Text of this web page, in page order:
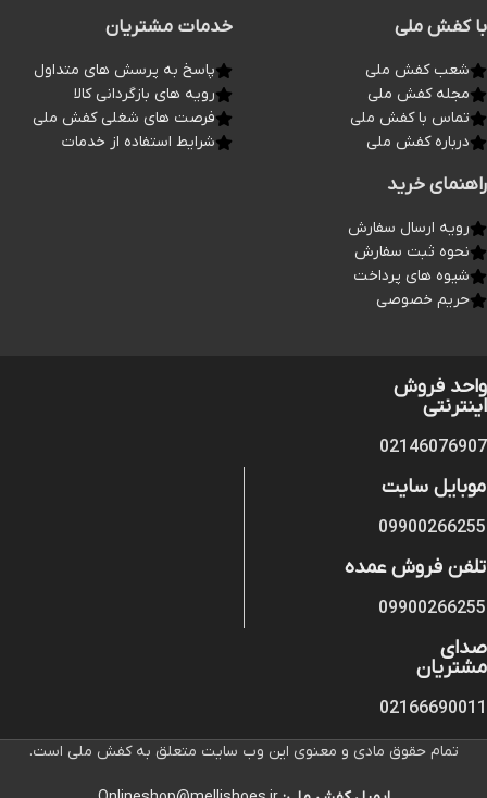
با کفش ملی
شعب کفش ملی
مجله کفش ملی
تماس با کفش ملی
درباره کفش ملی
خدمات مشتریان
پاسخ به پرسش های متداول
رویه های بازگردانی کالا
فرصت های شغلی کفش ملی
شرایط استفاده از خدمات
راهنمای خرید
رویه ارسال سفارش
نحوه ثبت سفارش
شیوه های پرداخت
حریم خصوصی
واحد فروش
اینترنتی
02146076907
موبایل سایت
09900266255
تلفن فروش عمده
09900266255
صدای
مشتریان
02166690011
تمام حقوق مادی و معنوی این وب سایت متعلق به کفش ملی است.